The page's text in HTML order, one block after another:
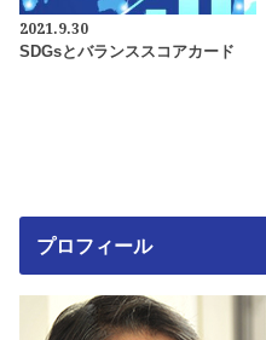
2021.9.30
SDGsとバランススコアカード
プロフィール